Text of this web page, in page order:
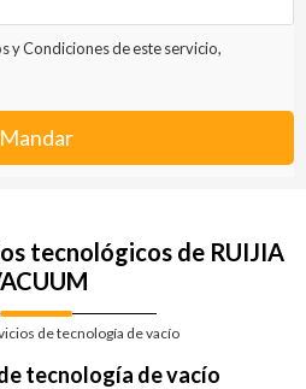
y Condiciones de este servicio,
Mandar
tecnológicos de RUIJIA
de tecnología de vacío
tecnología de vacío